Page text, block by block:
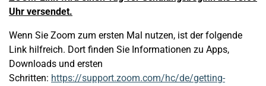
Uhr versendet.
Wenn Sie Zoom zum ersten Mal nutzen, ist der folgende
Link hilfreich. Dort finden Sie Informationen zu Apps,
Downloads und ersten
Schritten: https://support.zoom.com/hc/de/getting-